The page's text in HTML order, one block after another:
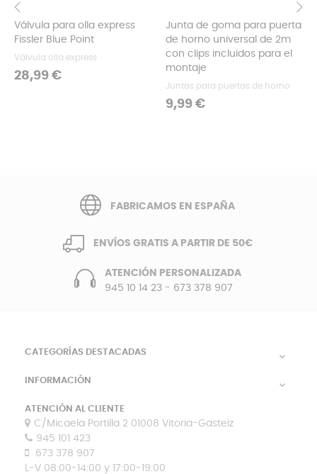
Válvula para olla express
Fissler Blue Point
Válvula olla express
Precio
28,99 €
Junta de goma para puerta
de horno universal de 2m
con clips incluidos para el
montaje
Juntas para puertas de horno
Precio
9,99 €
‹
FABRICAMOS EN ESPAÑA
ENVÍOS GRATIS A PARTIR DE 50€
ATENCIÓN PERSONALIZADA
945 10 14 23- 673 378 907
CATEGORÍAS DESTACADAS 
INFORMACIÓN 
ATENCIÓN AL CLIENTE
C/Micaela Portilla 2 01008 Vitoria-Gasteiz
945 101 423
673 378 907
L-V 08:00-14:00 y 17:00-19:00